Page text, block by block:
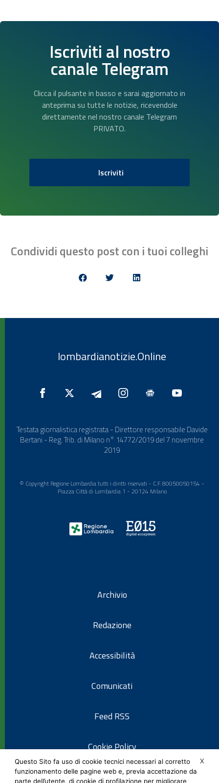
Iscriviti al nostro
canale Telegram
Clicca il pulsante in basso e sarai aggiornato in
anteprima su tutte le notizie, ricevendole
direttamente nel nostro canale Telegram
PRIVATO.
Iscriviti
Condividi questo post con i tuoi colleghi
lombardianotizie.Online
Testata giornalistica registrata - Direttore responsabile Davide
Bertani - Reg. Trib. di Milano n° 14772/2019 del 7 novembre
2019
© Copyright Regione Lombardia tutti i diritti riservati - C.F. 80050050154 -
Piazza Città di Lombardia 1 - 20124 Milano
Archivio
Redazione
Accessibilità
Comunicati
Feed RSS
Cookie Policy
Informativa privacy
X
Questo Sito fa uso di cookie tecnici necessari al corretto
funzionamento delle pagine web e, previa accettazione da
parte dell’utente, di cookie di profilazione per migliorare